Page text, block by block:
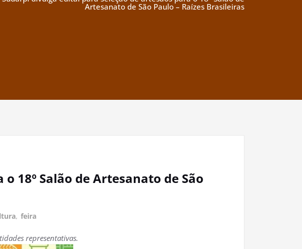
Artesanato de São Paulo – Raízes Brasileiras
18º Salão de Artesanato de São
, feira
representativas.